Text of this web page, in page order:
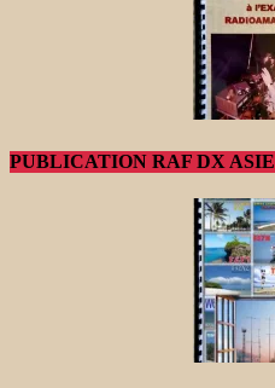
PUBLICATION RAF DX